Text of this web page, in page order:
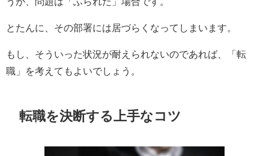
とたんに、その部署には居づらくなってしまいます。
もし、そういった状況が耐えられないのであれば、「転
職」を考えてもよいでしょう。
転職を決断する上手なコツ